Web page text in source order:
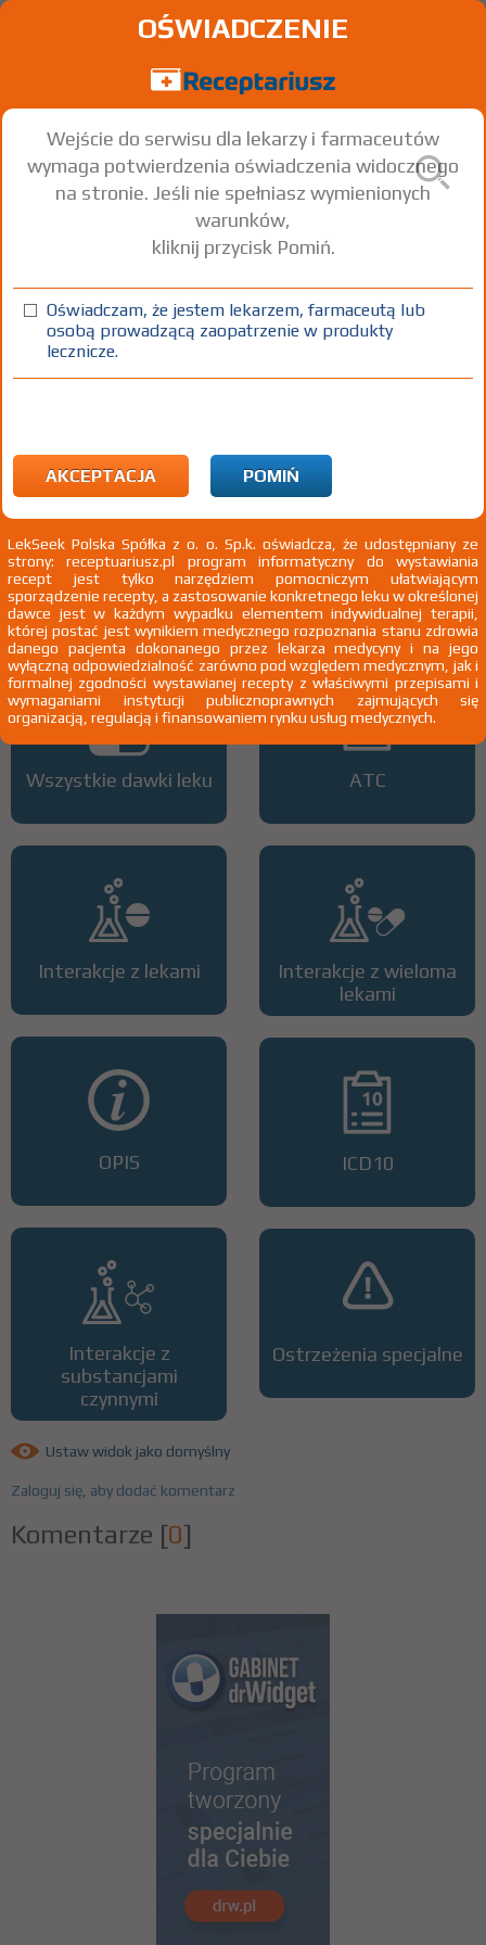
Deferasirox
tabl. powl. 360 mg 30 szt. Doustnie
100%
R(1)
transfuzjami krwi, gdy leczenie deferoksaminą jest
przeciwwskazane lub nieodpowiednie, w następujących grupach
pacjentów: - u dzieci z ciężką postacią talasemii beta z obciążeniem
żelazem w wyniku częstych transfuzji krwi (= lub >7 ml/kg mc. na
miesiąc koncentratu krwinek czerwonych) w wieku od 2 do 5 lat, - u
dorosłych, dzieci i młodzieży z ciężką postacią talasemii beta z
obciążeniem żelazem w wyniku nieczęstych transfuzji krwi (<7 ml/kg
mc. na miesiąc koncentratu krwinek czerwonych) w wieku 2 lat i
starszych, - u dorosłych, dzieci i młodzieży z innymi rodzajami
niedokrwistości w wieku 2 lat i starszych
Wszystkie dawki leku
Interakcje z lekami
OPIS
Interakcje z
substancjami
czynnymi
ATC
Interakcje z wieloma
lekami
ICD10
Ostrzeżenia specjalne
Ustaw widok jako domyślny
Zaloguj się, aby dodać komentarz
Komentarze [0]
OŚWIADCZENIE
Wejście do serwisu dla lekarzy i farmaceutów
wymaga potwierdzenia oświadczenia widocznego
na stronie. Jeśli nie spełniasz wymienionych
warunków,
kliknij przycisk Pomiń.
Oświadczam, że jestem lekarzem, farmaceutą lub
osobą prowadzącą zaopatrzenie w produkty
lecznicze.
AKCEPTACJA POMIŃ
LekSeek Polska Spółka z o. o. Sp.k. oświadcza, że udostępniany ze
strony: receptuariusz.pl program informatyczny do wystawiania
recept jest tylko narzędziem pomocniczym ułatwiającym
sporządzenie recepty, a zastosowanie konkretnego leku w określonej
dawce jest w każdym wypadku elementem indywidualnej terapii,
której postać jest wynikiem medycznego rozpoznania stanu zdrowia
danego pacjenta dokonanego przez lekarza medycyny i na jego
wyłączną odpowiedzialność zarówno pod względem medycznym, jak i
formalnej zgodności wystawianej recepty z właściwymi przepisami i
wymaganiami instytucji publicznoprawnych zajmujących się
organizacją, regulacją i finansowaniem rynku usług medycznych.